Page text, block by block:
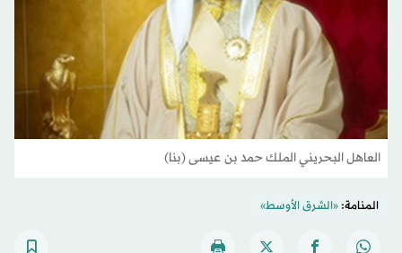
العاهل البحريني الملك حمد بن عيسى (بنا)
المنامة:«الشرق الأوسط»